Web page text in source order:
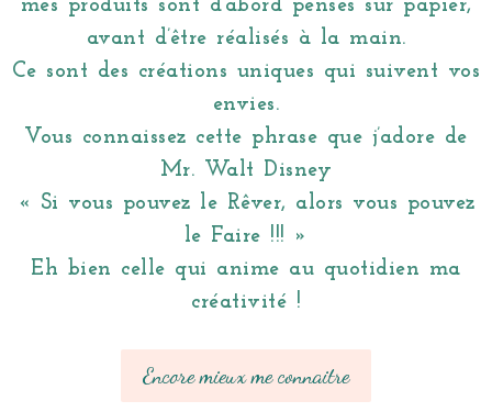
mes produits sont d’abord pensés sur papier,
avant d’être réalisés à la main.
Ce sont des créations uniques qui suivent vos
envies.
Vous connaissez cette phrase que j’adore de
Mr. Walt Disney
« Si vous pouvez le Rêver, alors vous pouvez
le Faire !!! »
Eh bien celle qui anime au quotidien ma
créativité !
Encore mieux me connaitre